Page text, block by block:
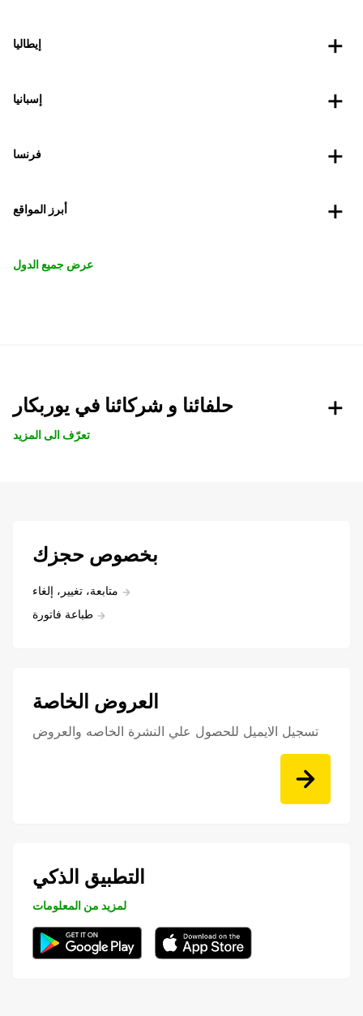
إيطاليا
إسبانيا
فرنسا
أبرز المواقع
عرض جميع الدول
حلفائنا و شركائنا في يوربكار
تعرّف الى المزيد
بخصوص حجزك
متابعة، تغيير، إلغاء
طباعة فاتورة
العروض الخاصة
تسجيل الايميل للحصول علي النشرة الخاصه والعروض
التطبيق الذكي
لمزيد من المعلومات